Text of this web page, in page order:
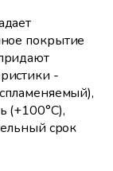
покрытие
-
(+100°С),
срок